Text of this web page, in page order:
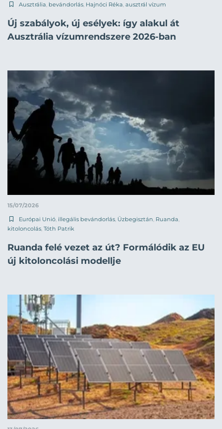
Ausztrália, bevándorlás, Hajnóci Réka, ausztrál vízum
Új szabályok, új esélyek: így alakul át
Ausztrália vízumrendszere 2026-ban
15/07/2026
Európai Unió, illegális bevándorlás, Üzbegisztán, Ruanda,
kitoloncolás, Tóth Patrik
Ruanda felé vezet az út? Formálódik az EU
új kitoloncolási modellje